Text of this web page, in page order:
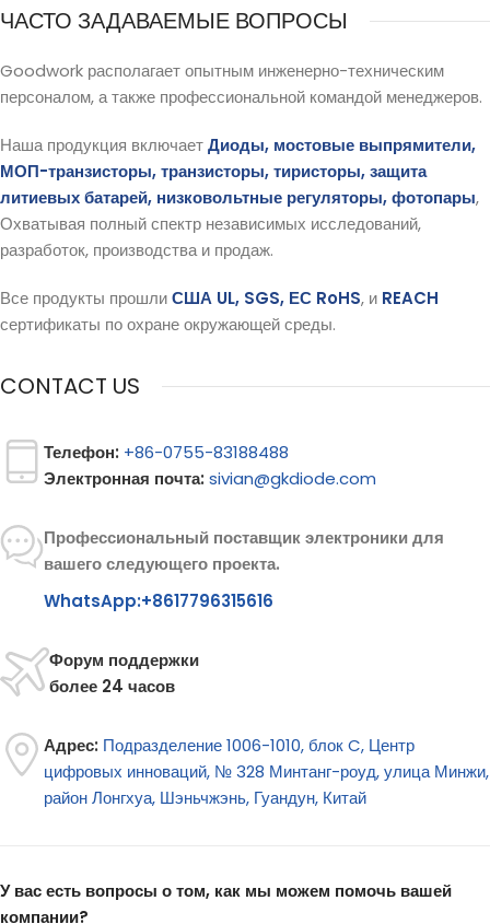
ЧАСТО ЗАДАВАЕМЫЕ ВОПРОСЫ
Goodwork располагает опытным инженерно-техническим
персоналом, а также профессиональной командой менеджеров.
Наша продукция включаетДиоды, мостовые выпрямители,
МОП-транзисторы, транзисторы, тиристоры, защита
литиевых батарей, низковольтные регуляторы, фотопары,
Охватывая полный спектр независимых исследований,
разработок, производства и продаж.
Все продукты прошлиСША UL, SGS, ЕС RoHS, и REACH
сертификаты по охране окружающей среды.
CONTACT US
Телефон: +86-0755-83188488
Электронная почта: sivian@gkdiode.com
Профессиональный поставщик электроники для
вашего следующего проекта.
WhatsApp:+8617796315616
Форум поддержки
более 24 часов
Адрес: Подразделение 1006-1010, блок C, Центр
цифровых инноваций, № 328 Минтанг-роуд, улица Минжи,
район Лонгхуа, Шэньчжэнь, Гуандун, Китай
У вас есть вопросы о том, как мы можем помочь вашей
компании?